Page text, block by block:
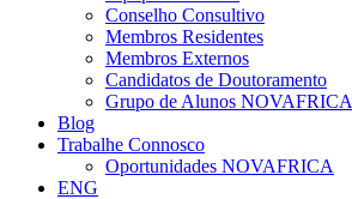
Conselho Consultivo
Membros Residentes
Membros Externos
Candidatos de Doutoramento
Grupo de Alunos NOVAFRICA
Blog
Trabalhe Connosco
Oportunidades NOVAFRICA
ENG